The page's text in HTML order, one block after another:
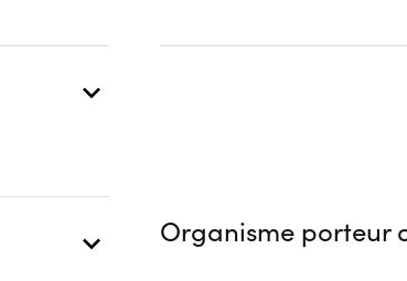
Complément
Organisme porteur